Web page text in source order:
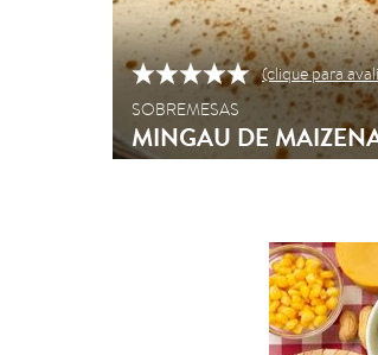
(clique para
SOBREMESAS
MINGAU DE